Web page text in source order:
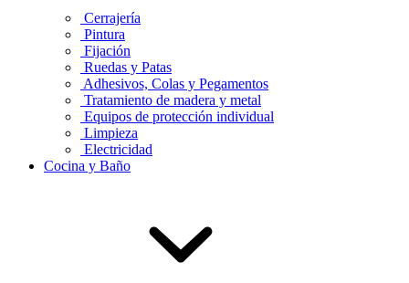
Cerrajería
Pintura
Fijación
Ruedas y Patas
Adhesivos, Colas y Pegamentos
Tratamiento de madera y metal
Equipos de protección individual
Limpieza
Electricidad
Cocina y Baño